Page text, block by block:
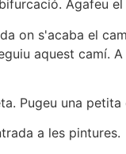
Agafeu
on s'acaba el
aquest camí.
Pugeu una petita
a les pintures.